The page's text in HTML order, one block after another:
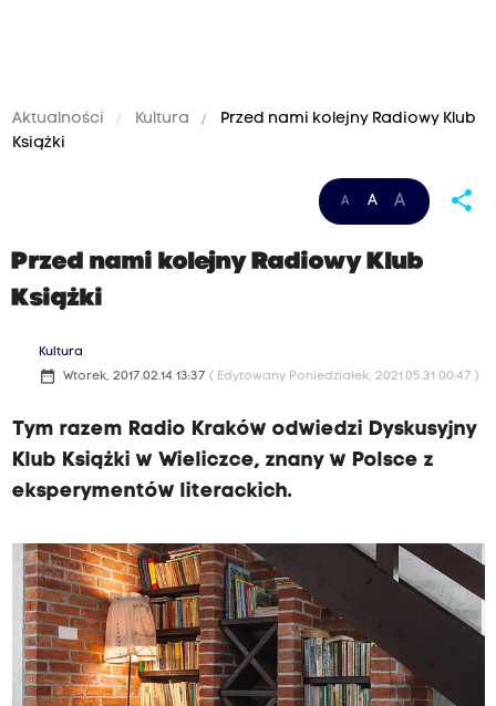
Aktualności Kultura
Przed nami kolejny Radiowy Klub
Książki
A A A share
Przed nami kolejny Radiowy Klub
Książki
Kultura
date_range Wtorek, 2017.02.14 13:37 ( Edytowany Poniedziałek, 2021.05.31 00:47 )
Tym razem Radio Kraków odwiedzi Dyskusyjny
Klub Książki w Wieliczce, znany w Polsce z
eksperymentów literackich.